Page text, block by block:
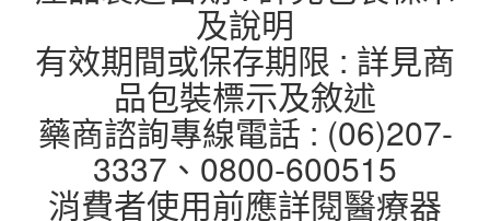
及說明
有效期間或保存期限 : 詳見商
品包裝標示及敘述
藥商諮詢專線電話 : (06)207-
3337、0800-600515
消費者使用前應詳閱醫療器